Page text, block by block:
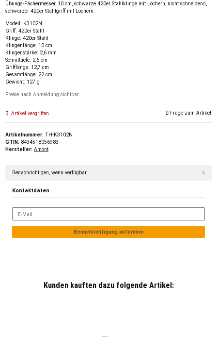
Übungs-Fächermesser, 10 cm, schwarze 420er Stahlklinge mit Löchern, nicht schneidend,
schwarzer 420er Stahlgriff mit Löchern.
Modell: K3102N
Griff: 420er Stahl
Klinge: 420er Stahl
Klingenlänge: 10 cm
Klingenstärke: 2,6 mm
Schnitttiefe: 2,6 cm
Grifflänge: 12,7 cm
Gesamtlänge: 22 cm
Gewicht: 127 g
Preise nach Anmeldung sichtbar
Artikel vergriffen Frage zum Artikel
Artikelnummer: TH-K3102N
GTIN: 8434518056983
Hersteller: Amont
Benachrichtigen, wenn verfügbar
Kontaktdaten
E-Mail
Benachrichtigung anfordern
Kunden kauften dazu folgende Artikel: